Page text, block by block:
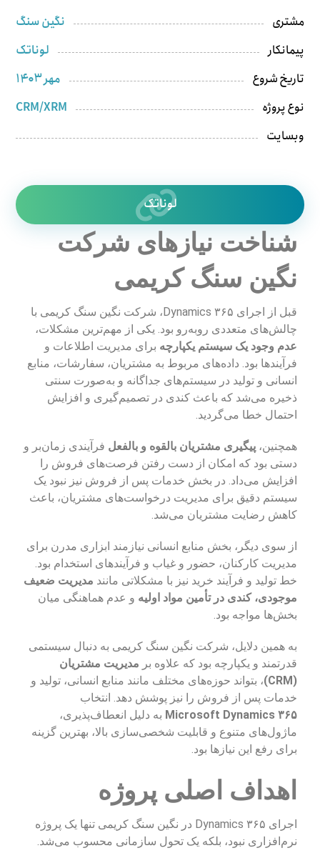
مشتری
نگین سنگ
پیمانکار
لوناتک
تاریخ شروع
مهر ۱۴۰۳
نوع پروژه
CRM/XRM
وبسایت
لوناتک
شناخت نیازهای شرکت
نگین سنگ کریمی
قبل از اجرای Dynamics ۳۶۵، شرکت نگین سنگ کریمی با
چالش‌های متعددی روبه‌رو بود. یکی از مهم‌ترین مشکلات،
عدم وجود یک سیستم یکپارچه برای مدیریت اطلاعات و
فرآیندها بود. داده‌های مربوط به مشتریان، سفارشات، منابع
انسانی و تولید در سیستم‌های جداگانه و به‌صورت سنتی
ذخیره می‌شد که باعث کندی در تصمیم‌گیری و افزایش
احتمال خطا می‌گردید.
همچنین،پیگیری مشتریان بالقوه و بالفعل فرآیندی زمان‌بر و
دستی بود که امکان از دست رفتن فرصت‌های فروش را
افزایش می‌داد. در بخش خدمات پس از فروش نیز نبود یک
سیستم دقیق برای مدیریت درخواست‌های مشتریان، باعث
کاهش رضایت مشتریان می‌شد.
از سوی دیگر، بخش منابع انسانی نیازمند ابزاری مدرن برای
مدیریت کارکنان، حضور و غیاب و فرآیندهای استخدام بود.
خط تولید و فرآیند خرید نیز با مشکلاتی مانند مدیریت ضعیف
موجودی، کندی در تأمین مواد اولیه و عدم هماهنگی میان
بخش‌ها مواجه بود.
به همین دلایل، شرکت نگین سنگ کریمی به دنبال سیستمی
قدرتمند و یکپارچه بود که علاوه بر مدیریت مشتریان
(CRM)
، بتواند حوزه‌های مختلف مانند منابع انسانی، تولید و
خدمات پس از فروش را نیز پوشش دهد. انتخاب
Microsoft Dynamics ۳۶۵ به دلیل انعطاف‌پذیری،
ماژول‌های متنوع و قابلیت شخصی‌سازی بالا، بهترین گزینه
برای رفع این نیازها بود.
اهداف اصلی پروژه
اجرای Dynamics ۳۶۵ در نگین سنگ کریمی تنها یک پروژه
نرم‌افزاری نبود، بلکه یک تحول سازمانی محسوب می‌شد.